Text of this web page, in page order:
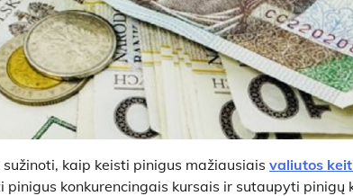
kaip keisti pinigus mažiausiais valiutos
konkurencingais kursais ir sutaupyti pinigų